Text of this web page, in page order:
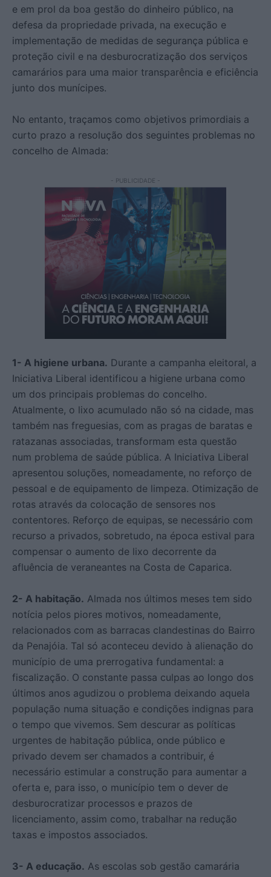
e em prol da boa gestão do dinheiro público, na
defesa da propriedade privada, na execução e
implementação de medidas de segurança pública e
proteção civil e na desburocratização dos serviços
camarários para uma maior transparência e eficiência
junto dos munícipes.
No entanto, traçamos como objetivos primordiais a
curto prazo a resolução dos seguintes problemas no
concelho de Almada:
- PUBLICIDADE -
1- A higiene urbana. Durante a campanha eleitoral, a
Iniciativa Liberal identificou a higiene urbana como
um dos principais problemas do concelho.
Atualmente, o lixo acumulado não só na cidade, mas
também nas freguesias, com as pragas de baratas e
ratazanas associadas, transformam esta questão
num problema de saúde pública. A Iniciativa Liberal
apresentou soluções, nomeadamente, no reforço de
pessoal e de equipamento de limpeza. Otimização de
rotas através da colocação de sensores nos
contentores. Reforço de equipas, se necessário com
recurso a privados, sobretudo, na época estival para
compensar o aumento de lixo decorrente da
afluência de veraneantes na Costa de Caparica.
2- A habitação. Almada nos últimos meses tem sido
notícia pelos piores motivos, nomeadamente,
relacionados com as barracas clandestinas do Bairro
da Penajóia. Tal só aconteceu devido à alienação do
município de uma prerrogativa fundamental: a
fiscalização. O constante passa culpas ao longo dos
últimos anos agudizou o problema deixando aquela
população numa situação e condições indignas para
o tempo que vivemos. Sem descurar as políticas
urgentes de habitação pública, onde público e
privado devem ser chamados a contribuir, é
necessário estimular a construção para aumentar a
oferta e, para isso, o município tem o dever de
desburocratizar processos e prazos de
licenciamento, assim como, trabalhar na redução
taxas e impostos associados.
3- A educação. As escolas sob gestão camarária